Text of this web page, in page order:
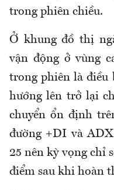
trong phiên chiều.
Ở khung đồ thị
vận động ở vùng
trong phiên là điều
hướng lên trở lại
chuyển ổn định
đường +DI và
25 nên kỳ vọng chỉ
điểm sau khi hoàn